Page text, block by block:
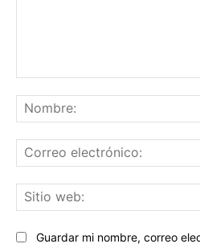
Guardar mi nombre, correo